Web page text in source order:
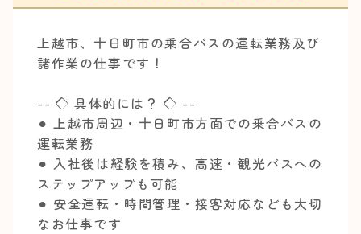
上越市、十日町市の乗合バスの運転業務及び
諸作業の仕事です！
-- ◇ 具体的には？ ◇ --
⚫︎ 上越市周辺・十日町市方面での乗合バスの
運転業務
⚫︎ 入社後は経験を積み、高速・観光バスへの
ステップアップも可能
⚫︎ 安全運転・時間管理・接客対応なども大切
なお仕事です